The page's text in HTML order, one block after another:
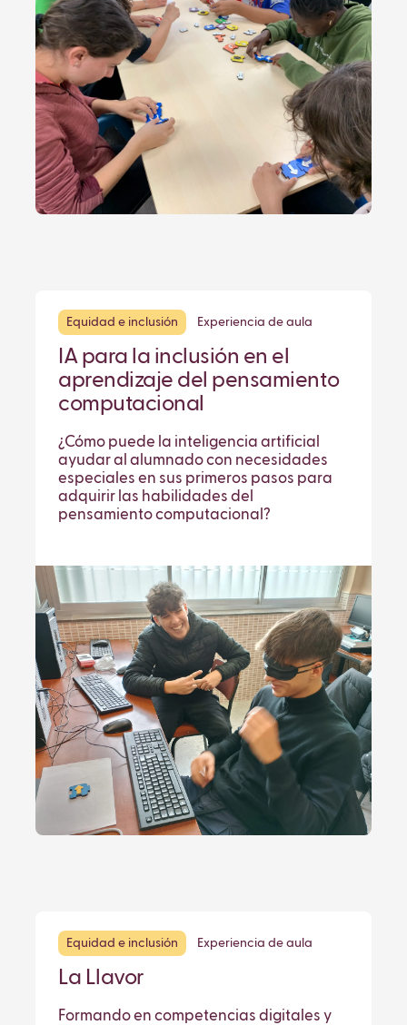
Equidad e inclusión Experiencia de aula
IA para la inclusión en el
aprendizaje del pensamiento
computacional
¿Cómo puede la inteligencia artificial
ayudar al alumnado con necesidades
especiales en sus primeros pasos para
adquirir las habilidades del
pensamiento computacional?
Equidad e inclusión Experiencia de aula
La Llavor
Formando en competencias digitales y